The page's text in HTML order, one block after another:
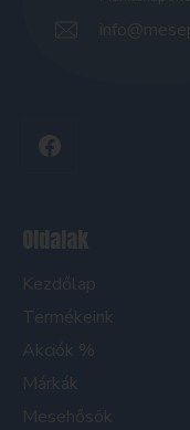
Oldalak
Kezdőlap
Termékeink
Akciók %
Márkák
Mesehősök